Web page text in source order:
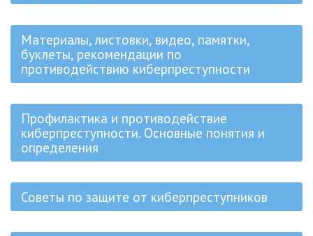
Материалы, листовки, видео, памятки,
буклеты, рекомендации по
противодействию киберпреступности
Профилактика и противодействие
киберпреступности. Основные понятия и
определения
Советы по защите от киберпреступников